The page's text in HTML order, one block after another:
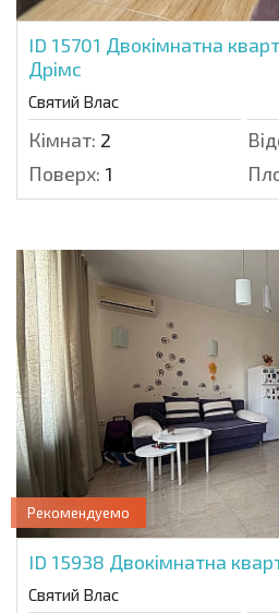
ID 15701 Двокімнатна
Дрімс
Святий Влас
Кімнат: 2
Поверх: 1
Рекомендуемо
ID 15938 Двокімнатна
Святий Влас